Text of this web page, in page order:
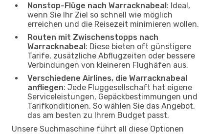
Nonstop-Flüge nach Warracknabeal: Ideal,
wenn Sie Ihr Ziel so schnell wie möglich
erreichen und die Reisezeit minimieren wollen.
Routen mit Zwischenstopps nach
Warracknabeal: Diese bieten oft günstigere
Tarife, zusätzliche Abflugzeiten oder bessere
Verbindungen von kleineren Flughäfen aus.
Verschiedene Airlines, die Warracknabeal
anfliegen: Jede Fluggesellschaft hat eigene
Serviceleistungen, Gepäckbestimmungen und
Tarifkonditionen. So wählen Sie das Angebot,
das am besten zu Ihrem Budget passt.
Unsere Suchmaschine führt all diese Optionen